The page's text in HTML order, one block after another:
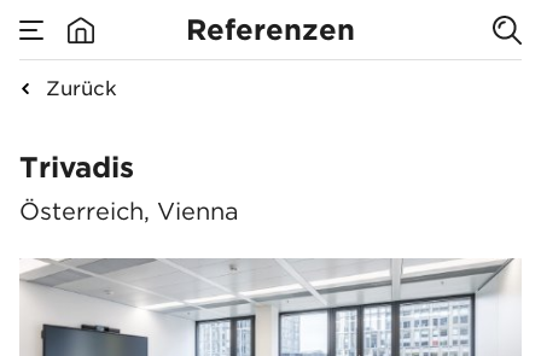
Referenzen
Zurück
Trivadis
Trivadis
Österreich, Vienna